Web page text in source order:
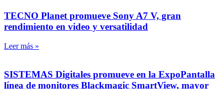
TECNO Planet promueve Sony A7 V, gran
rendimiento en video y versatilidad
Leer más »
SISTEMAS Digitales promueve en la ExpoPantalla
línea de monitores Blackmagic SmartView, mayor